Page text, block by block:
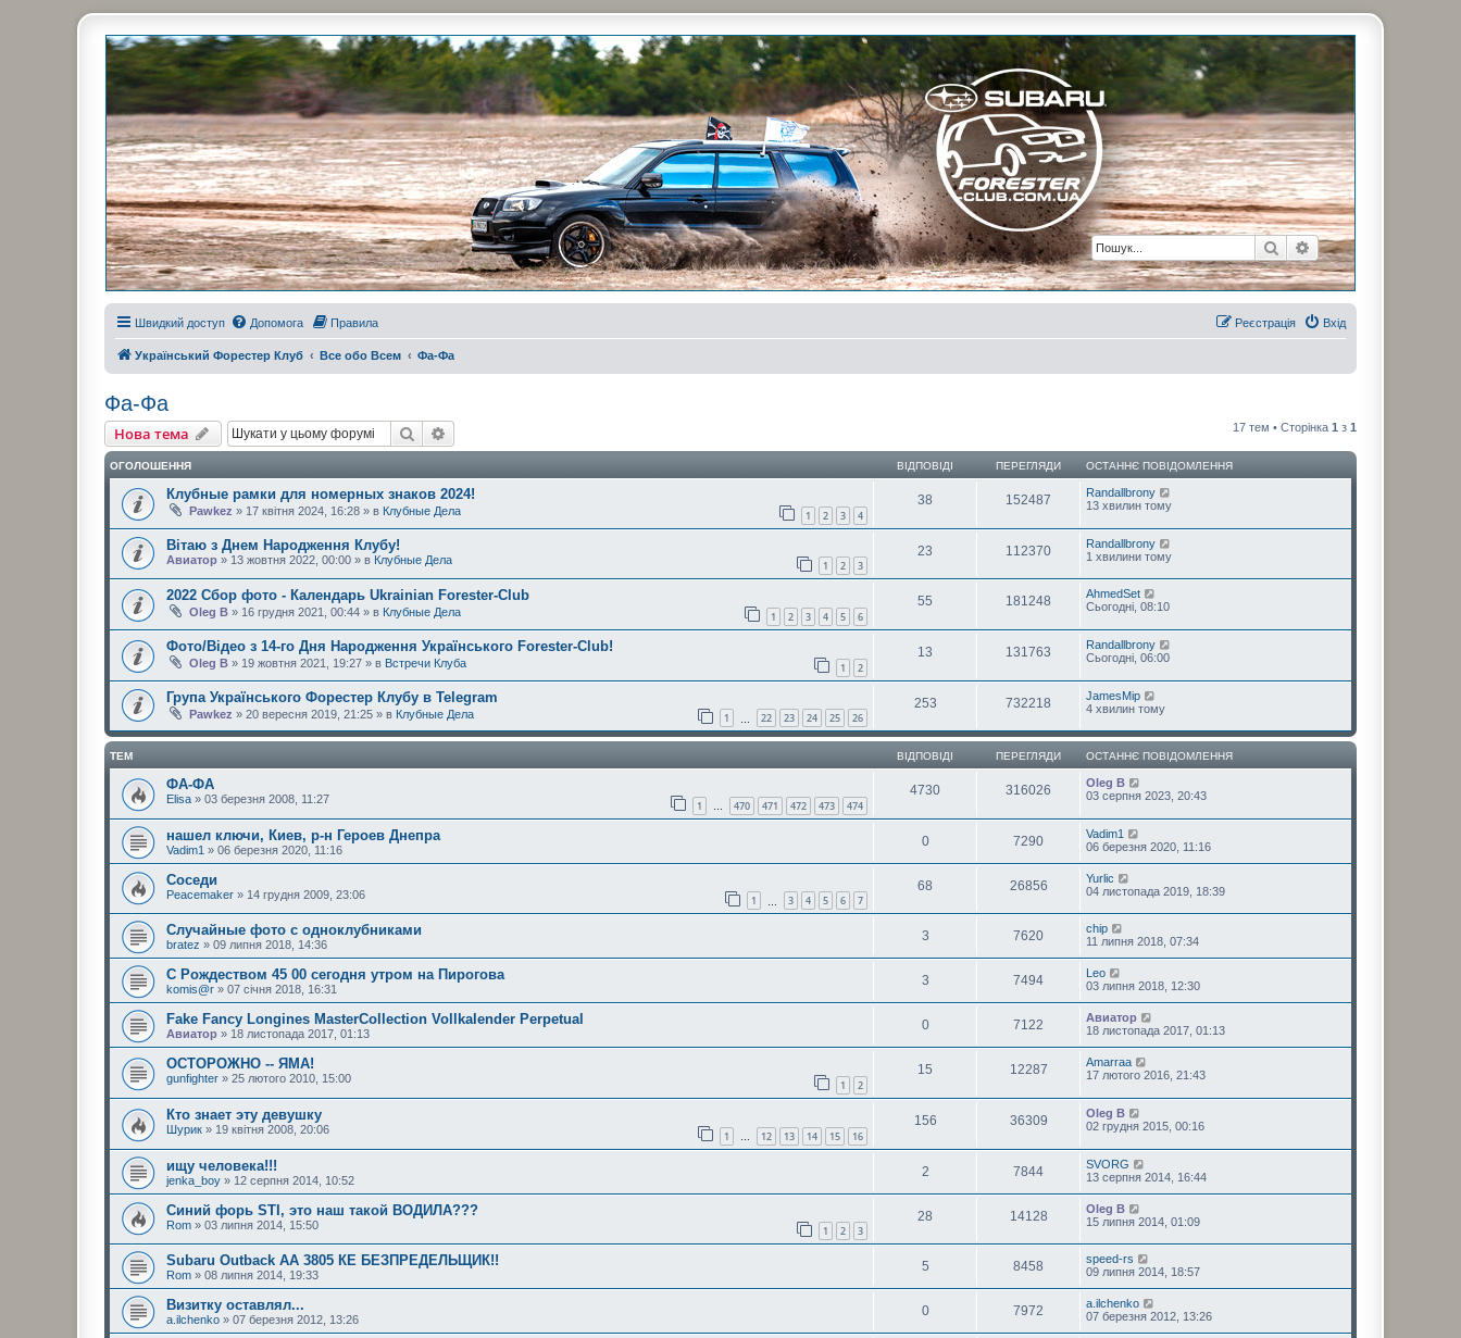
ПошукРозширений пошук
Украинский Форестер Клуб
Всеукраинский клуб владельцев Subaru Forester. Клубные покатушки на природе и еженедельные встречи, скидки от партнеров и просто много общения с друзьями. Присоединяйтесь. Think. Feel. Drive.
Швидкий доступ Допомога Правила Вхід
Реєстрація
Український Форестер Клуб Все обо Всем Фа-Фа
Фа-Фа
Нова тема Пошук 17 тем • Сторінка 1 з 1
ОГОЛОШЕННЯ ВІДПОВІДІ ПЕРЕГЛЯДИ ОСТАННЄ ПОВІДОМЛЕННЯ
Клубные рамки для номерных знаков 2024!
Pawkez » 17 квітня 2024, 16:28 » в Клубные Дела 1 2 3 4
38 152487
Randallbrony
13 хвилин тому
Вітаю з Днем Народження Клубу!
Авиатор » 13 жовтня 2022, 00:00 » в Клубные Дела 1 2 3
23 112370
Randallbrony
1 хвилини тому
2022 Сбор фото - Календарь Ukrainian Forester-Club
Oleg B » 16 грудня 2021, 00:44 » в Клубные Дела 1 2 3 4 5 6
55 181248
AhmedSet
Сьогодні, 08:10
Фото/Відео з 14-го Дня Народження Українського Forester-Club!
Oleg B » 19 жовтня 2021, 19:27 » в Встречи Клуба 1 2
13 131763
Randallbrony
Сьогодні, 06:00
Група Українського Форестер Клубу в Telegram
Pawkez » 20 вересня 2019, 21:25 » в Клубные Дела 1 22 23 24 25 26
253 732218
JamesMip
4 хвилин тому
ТЕМ ВІДПОВІДІ ПЕРЕГЛЯДИ ОСТАННЄ ПОВІДОМЛЕННЯ
ФА-ФА
Elisa » 03 березня 2008, 11:27 1 … 470 471 472 473 474
4730 316026
Oleg B
03 серпня 2023, 20:43
нашел ключи, Киев, р-н Героев Днепра
Vadim1 » 06 березня 2020, 11:16
0 7290
Vadim1
06 березня 2020, 11:16
Соседи
Peacemaker » 14 грудня 2009, 23:06 1 3 4 5 6 7
68 26856
Yurlic
04 листопада 2019, 18:39
Случайные фото с одноклубниками
bratez » 09 липня 2018, 14:36
3 7620
chip
11 липня 2018, 07:34
С Рождеством 45 00 сегодня утром на Пирогова
komis@r » 07 січня 2018, 16:31
3 7494
Leo
03 липня 2018, 12:30
Fake Fancy Longines MasterCollection Vollkalender Perpetual
Авиатор » 18 листопада 2017, 01:13
0 7122
Авиатор
18 листопада 2017, 01:13
ОСТОРОЖНО -- ЯМА!
gunfighter » 25 лютого 2010, 15:00 1 2
15 12287
Amarraa
17 лютого 2016, 21:43
Кто знает эту девушку
Шурик » 19 квітня 2008, 20:06 1 … 12 13 14 15 16
156 36309
Oleg B
02 грудня 2015, 00:16
ищу человека!!!
jenka_boy » 12 серпня 2014, 10:52
2 7844
SVORG
13 серпня 2014, 16:44
Синий форь STI, это наш такой ВОДИЛА???
Rom » 03 липня 2014, 15:50 1 2 3
28 14128
Oleg B
15 липня 2014, 01:09
Subaru Outback AА 3805 КЕ БЕЗПРЕДЕЛЬЩИК!!
Rom » 08 липня 2014, 19:33
5 8458
speed-rs
09 липня 2014, 18:57
Визитку оставлял...
a.ilchenko » 07 березня 2012, 13:26
0 7972
a.ilchenko
07 березня 2012, 13:26